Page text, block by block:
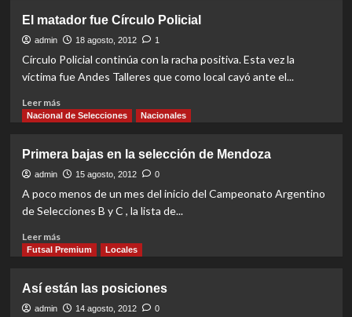
el
triunfo
ya
está
rumbo
a
El matador fue Círculo Policial
admin 18 agosto, 2012 1
Círculo Policial continúa con la racha positiva. Esta vez la
víctima fue Andes Talleres que como local cayó ante el...
Leer másRead
more
matador
fue
Círculo
Policial
Nacional de Selecciones Nacionales
Primera bajas en la selección de Mendoza
admin 15 agosto, 2012 0
A poco menos de un mes del inicio del Campeonato Argentino
de Selecciones B y C , la lista de...
Leer másRead
more
bajas
en
Futsal Premium Locales
Así están las posiciones
admin 14 agosto, 2012 0